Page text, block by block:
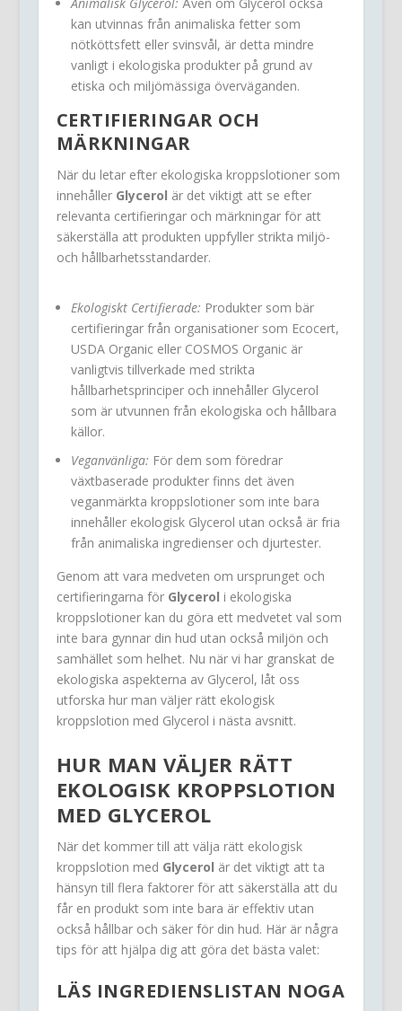
Animalisk Glycerol: Även om Glycerol också
kan utvinnas från animaliska fetter som
nötköttsfett eller svinsvål, är detta mindre
vanligt i ekologiska produkter på grund av
etiska och miljömässiga överväganden.
CERTIFIERINGAR OCH
MÄRKNINGAR
När du letar efter ekologiska kroppslotioner som
innehåller Glycerol är det viktigt att se efter
relevanta certifieringar och märkningar för att
säkerställa att produkten uppfyller strikta miljö-
och hållbarhetsstandarder.
Ekologiskt Certifierade: Produkter som bär
certifieringar från organisationer som Ecocert,
USDA Organic eller COSMOS Organic är
vanligtvis tillverkade med strikta
hållbarhetsprinciper och innehåller Glycerol
som är utvunnen från ekologiska och hållbara
källor.
Veganvänliga: För dem som föredrar
växtbaserade produkter finns det även
veganmärkta kroppslotioner som inte bara
innehåller ekologisk Glycerol utan också är fria
från animaliska ingredienser och djurtester.
Genom att vara medveten om ursprunget och
certifieringarna för Glycerol i ekologiska
kroppslotioner kan du göra ett medvetet val som
inte bara gynnar din hud utan också miljön och
samhället som helhet. Nu när vi har granskat de
ekologiska aspekterna av Glycerol, låt oss
utforska hur man väljer rätt ekologisk
kroppslotion med Glycerol i nästa avsnitt.
HUR MAN VÄLJER RÄTT
EKOLOGISK KROPPSLOTION
MED GLYCEROL
När det kommer till att välja rätt ekologisk
kroppslotion med Glycerol är det viktigt att ta
hänsyn till flera faktorer för att säkerställa att du
får en produkt som inte bara är effektiv utan
också hållbar och säker för din hud. Här är några
tips för att hjälpa dig att göra det bästa valet:
LÄS INGREDIENSLISTAN NOGA